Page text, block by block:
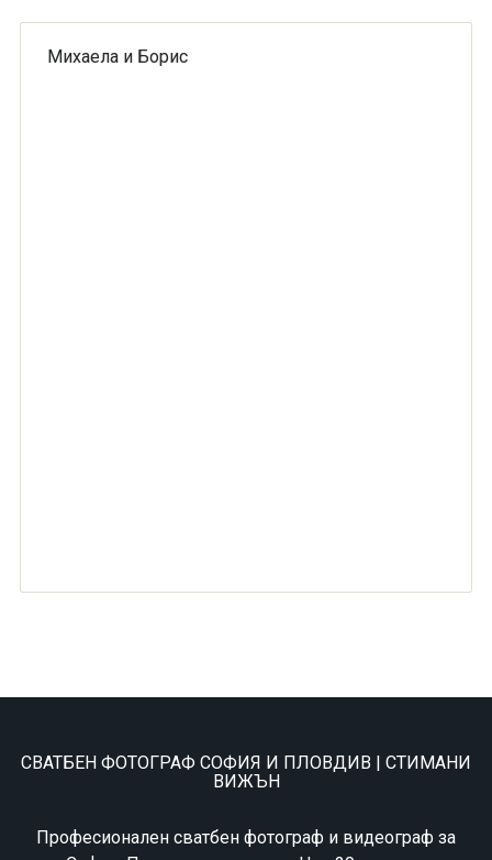
Михаела и Борис
СВАТБЕН ФОТОГРАФ СОФИЯ И ПЛОВДИВ | СТИМАНИ
ВИЖЪН
Професионален сватбен фотограф и видеограф за